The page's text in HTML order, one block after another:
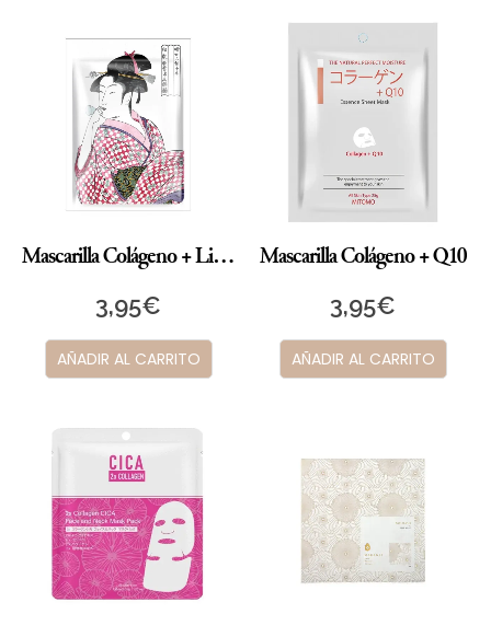
Mascarilla Colágeno + Lithospermun
3,95€
AÑADIR AL CARRITO
Mascarilla Colágeno + Q10
3,95€
AÑADIR AL CARRITO